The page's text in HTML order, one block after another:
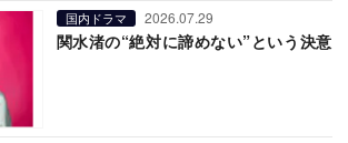
国内ドラマ 2026.07.29
関水渚の“絶対に諦めない”という決意